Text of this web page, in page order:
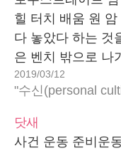
힐 터치 배움 원
다 놓았다 하는 것
은 벤치 밖으로 나
간다. 오른발 무릎
때 등은 벤치와 수
로…
2019/03/12
"수신(personal
닷새
사건 운동 준비운